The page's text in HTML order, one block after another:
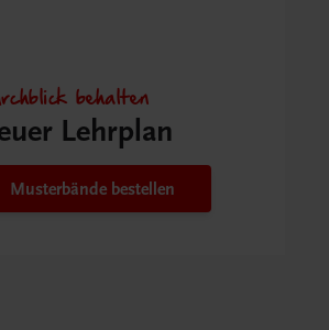
behalten
Lehrplan
Musterbände bestellen